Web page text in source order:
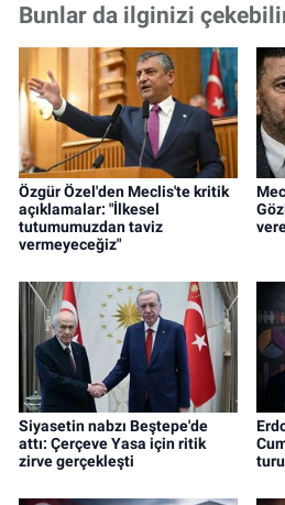
Bunlar da ilginizi
Özgür Özel'den Meclis'te kritik
açıklamalar: "İlkesel
tutumumuzdan taviz
vermeyeceğiz"
Siyasetin nabzı Beştepe'de
attı: Çerçeve Yasa için ritik
zirve gerçekleşti